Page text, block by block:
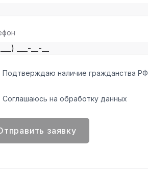
Подтверждаю наличие гражданства РФ
Соглашаюсь на обработку данных
заявку